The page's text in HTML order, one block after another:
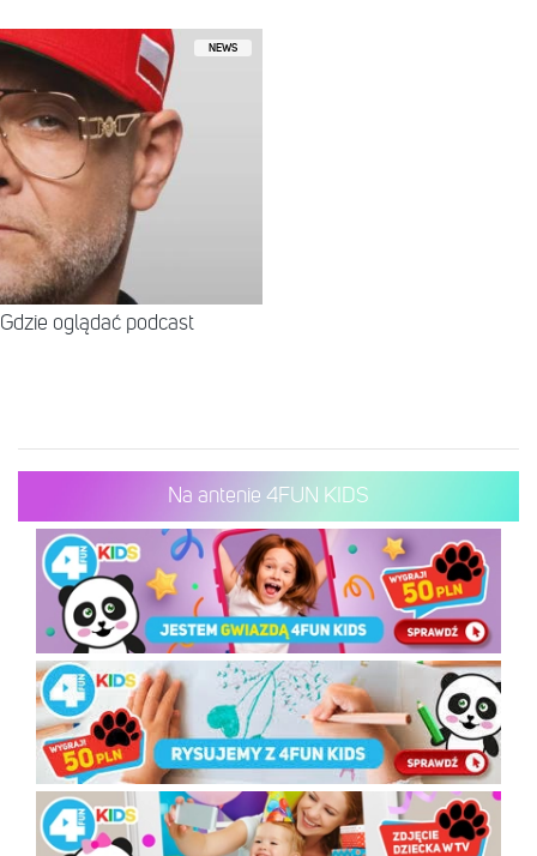
NEWS
oglądać podcast
Na antenie 4FUN KIDS